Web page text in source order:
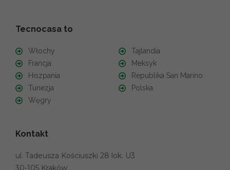
Tecnocasa to
Włochy
Francja
Hiszpania
Tunezja
Węgry
Tajlandia
Meksyk
Republika San Marino
Polska
Kontakt
ul. Tadeusza Kościuszki 28 lok. U3
30-105 Kraków